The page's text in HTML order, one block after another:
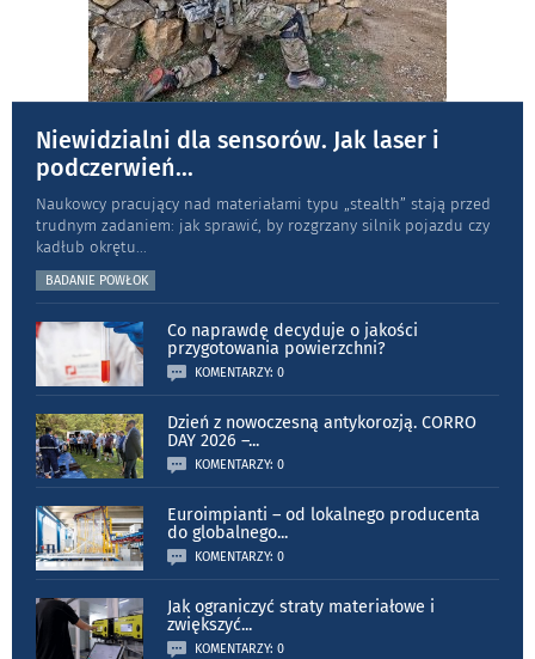
Niewidzialni dla sensorów. Jak laser i
podczerwień...
Naukowcy pracujący nad materiałami typu „stea­lth” stają przed
trudnym zadaniem: jak sprawić, by rozgrzany silnik pojazdu czy
kadłub okrętu
BADANIE POWŁOK
Co naprawdę decyduje o jakości
przygotowania powierzchni?
KOMENTARZY: 0
Dzień z nowoczesną antykorozją. CORRO
DAY 2026 –...
KOMENTARZY: 0
Euroimpianti – od lokalnego producenta
do globalnego...
KOMENTARZY: 0
Jak ograniczyć straty materiałowe i
zwiększyć...
KOMENTARZY: 0